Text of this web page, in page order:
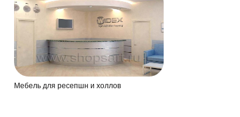
Мебель для ресепшн и холлов